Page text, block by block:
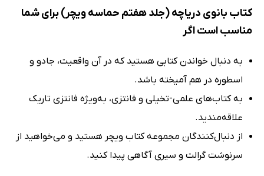
کتاب بانوی دریاچه (جلد هفتم حماسه ویچر) برای شما
مناسب است اگر
به دنبال خواندن کتابی هستید که در آن واقعیت، جادو و
اسطوره در هم آمیخته باشد.
به کتاب‌های علمی-تخیلی و فانتزی، به‌ویژه فانتزی تاریک
علاقه‌مندید.
از دنبال‌کنندگان مجموعه کتاب ویچر هستید و می‌خواهید از
سرنوشت گرالت و سیری آگاهی پیدا کنید.